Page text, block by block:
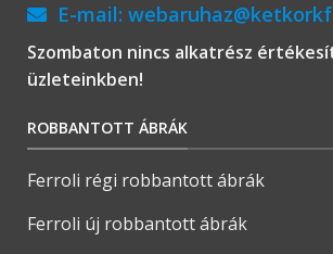
E-mail:
Szombaton nincs alkatrész
üzleteinkben!
ROBBANTOTT ÁBRÁK
Ferroli régi robbantott ábrák
Ferroli új robbantott ábrák